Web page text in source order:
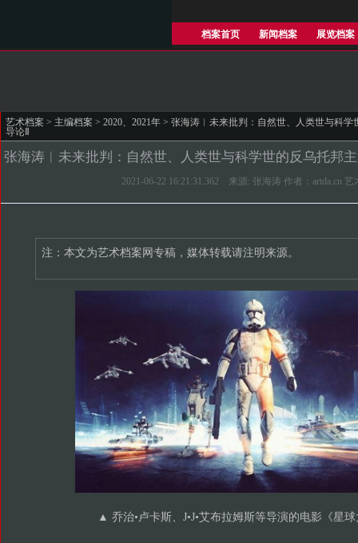
档案首页 新闻档案 展览档案
艺术档案 > 主编档案 > 2020、2021年 > 张海涛︱未来批判：自然世、人类世与科
导论Ⅱ
张海涛︱未来批判：自然世、人类世与科学世的反乌托邦
2021-06-22 16:21:31.362 来源: 张海涛 作者：artda.cn 艺
注：本文为艺术档案网专稿，媒体转载请注明来源。
▲ 乔治•卢卡斯、J•J•艾布拉姆斯等导演的电影《星